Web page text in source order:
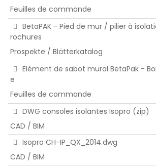
Feuilles de commande
BetaPAK - Pied de mur / pilier à
rochures
Prospekte / Blätterkatalog
Elément de sabot mural BetaPak -
e
Feuilles de commande
DWG consoles isolantes Isopro (zip)
CAD / BIM
Isopro CH-IP_QX_2014.dwg
CAD / BIM